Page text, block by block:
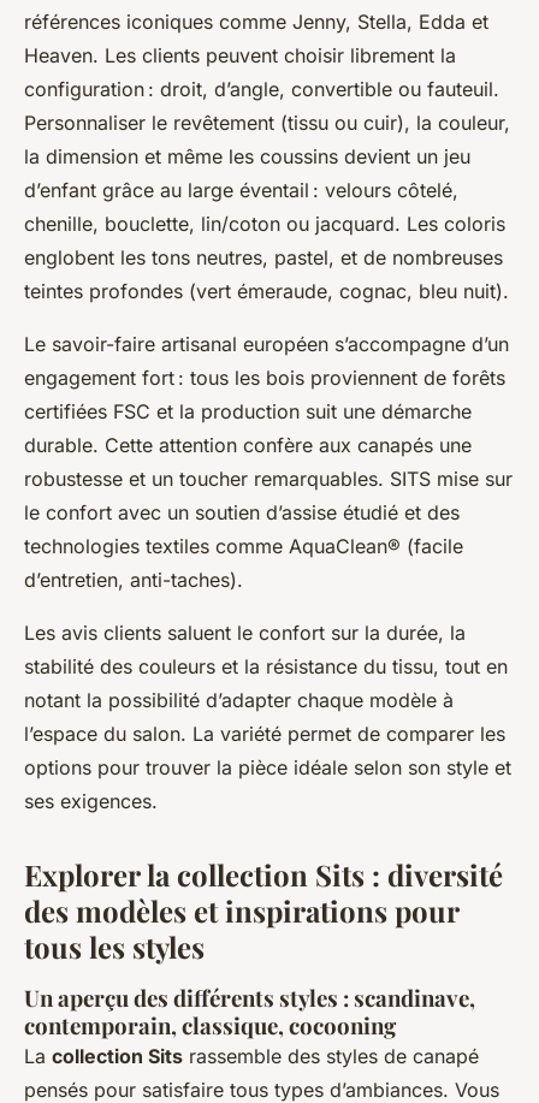
références iconiques comme Jenny, Stella, Edda et
Heaven. Les clients peuvent choisir librement la
configuration : droit, d’angle, convertible ou fauteuil.
Personnaliser le revêtement (tissu ou cuir), la couleur,
la dimension et même les coussins devient un jeu
d’enfant grâce au large éventail : velours côtelé,
chenille, bouclette, lin/coton ou jacquard. Les coloris
englobent les tons neutres, pastel, et de nombreuses
teintes profondes (vert émeraude, cognac, bleu nuit).
Le savoir-faire artisanal européen s’accompagne d’un
engagement fort : tous les bois proviennent de forêts
certifiées FSC et la production suit une démarche
durable. Cette attention confère aux canapés une
robustesse et un toucher remarquables. SITS mise sur
le confort avec un soutien d’assise étudié et des
technologies textiles comme AquaClean® (facile
d’entretien, anti-taches).
Les avis clients saluent le confort sur la durée, la
stabilité des couleurs et la résistance du tissu, tout en
notant la possibilité d’adapter chaque modèle à
l’espace du salon. La variété permet de comparer les
options pour trouver la pièce idéale selon son style et
ses exigences.
Explorer la collection Sits : diversité
des modèles et inspirations pour
tous les styles
Un aperçu des différents styles : scandinave,
contemporain, classique, cocooning
La collection Sits rassemble des styles de canapé
pensés pour satisfaire tous types d’ambiances. Vous